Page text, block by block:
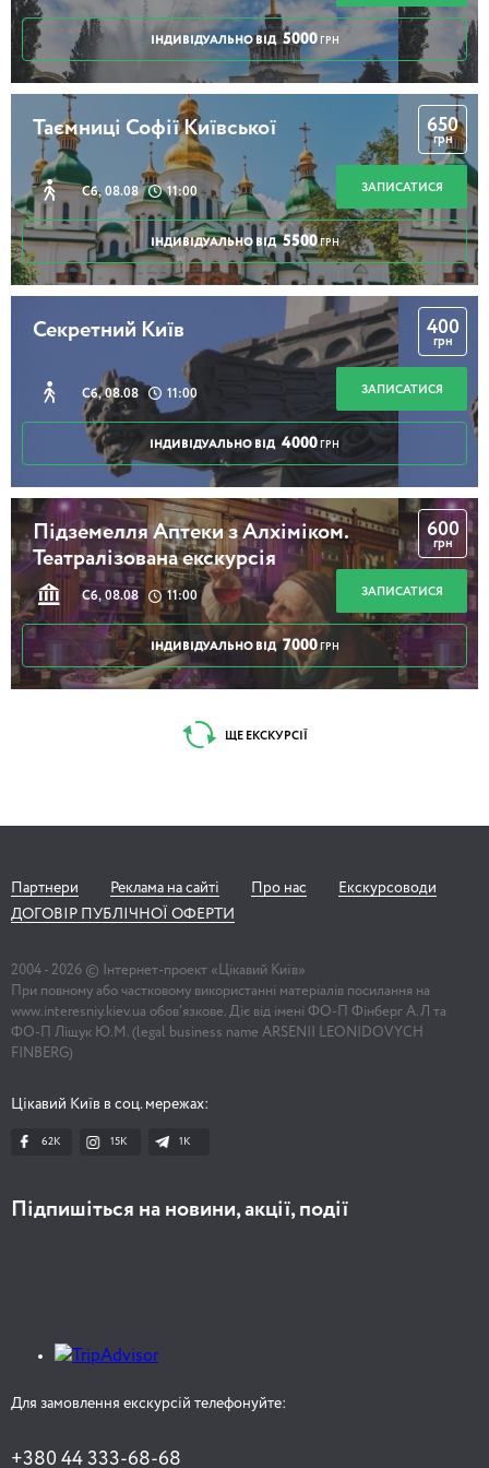
ІНДИВІДУАЛЬНО ВІД 5000 ГРН
Таємниці Софії Київської
Сб, 08.08 11:00
650
грн
ЗАПИСАТИСЯ
ІНДИВІДУАЛЬНО ВІД 5500 ГРН
Секретний Київ
Сб, 08.08 11:00
400
грн
ЗАПИСАТИСЯ
ІНДИВІДУАЛЬНО ВІД 4000 ГРН
Підземелля Аптеки з Алхіміком.
Театралізована екскурсія
Сб, 08.08 11:00
600
грн
ЗАПИСАТИСЯ
ІНДИВІДУАЛЬНО ВІД 7000 ГРН
ЩЕ ЕКСКУРСІЇ
Партнери Реклама на сайті Про нас
Екскурсоводи
ДОГОВІР ПУБЛІЧНОЇ ОФЕРТИ
2004 - 2026 © Інтернет-проект «Цікавий Київ»
При повному або частковому використанні матеріалів посилання на
www.interesniy.kiev.ua обов'язкове. Діє від імені ФО-П Фінберг А.Л та
ФО-П Ліщук Ю.М. (legal business name ARSENII LEONIDOVYCH
FINBERG)
Цікавий Київ в соц. мережах:
62K 15K 1К
Підпишіться на новини, акції, події
Для замовлення екскурсій телефонуйте:
+380 44 333-68-68